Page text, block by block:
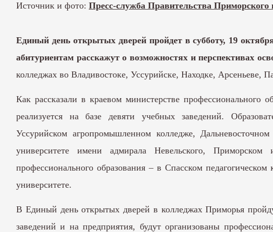
Источник и фото: Пресс-служба Правительства Приморского
Единый день открытых дверей пройдет в субботу, 19
абитуриентам расскажут о возможностях и перспективах
колледжах во Владивостоке, Уссурийске, Находке, Арсеньеве,
Как рассказали в краевом министерстве профессионального
реализуется на базе девяти учебных заведений.
Уссурийском агропромышленном колледже,
университете имени адмирала Невельского, Приморском
профессионального образования – в Спасском
университете.
В Единый день открытых дверей в колледжах Приморья
заведений и на предприятия, будут организованы